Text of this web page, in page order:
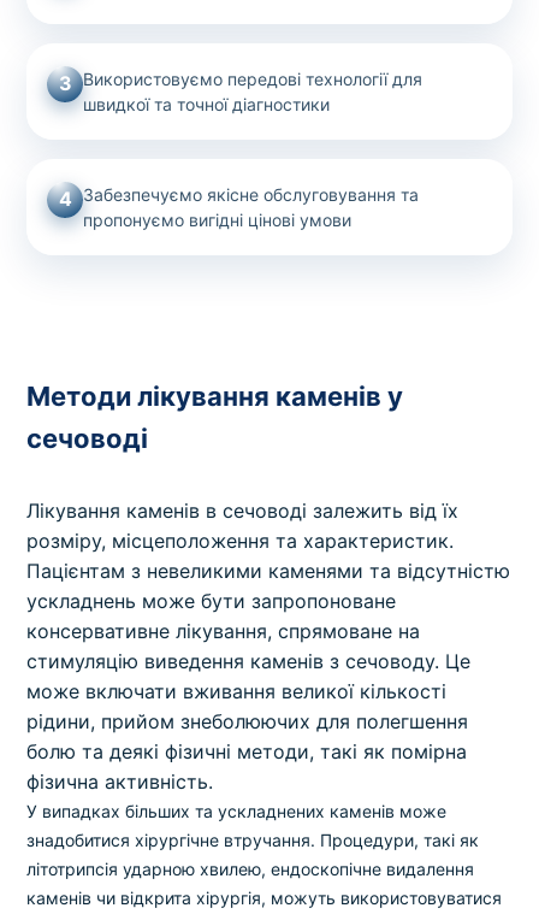
3 Використовуємо передові технології для
швидкої та точної діагностики
4 Забезпечуємо якісне обслуговування та
пропонуємо вигідні цінові умови
Методи лікування каменів у
сечоводі
Лікування каменів в сечоводі залежить від їх
розміру, місцеположення та характеристик.
Пацієнтам з невеликими каменями та відсутністю
ускладнень може бути запропоноване
консервативне лікування, спрямоване на
стимуляцію виведення каменів з сечоводу. Це
може включати вживання великої кількості
рідини, прийом знеболюючих для полегшення
болю та деякі фізичні методи, такі як помірна
фізична активність.
У випадках більших та ускладнених каменів може
знадобитися хірургічне втручання. Процедури, такі як
літотрипсія ударною хвилею, ендоскопічне видалення
каменів чи відкрита хірургія, можуть використовуватися